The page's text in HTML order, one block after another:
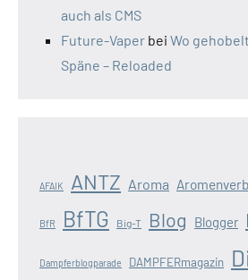
auch als CMS
Future-Vaper bei Wo
Späne – Reloaded
AFAIK ANTZ Aroma
BfR BfTG Big-T Blog Blogger
Dampferblogparade DAMPFERmagazin